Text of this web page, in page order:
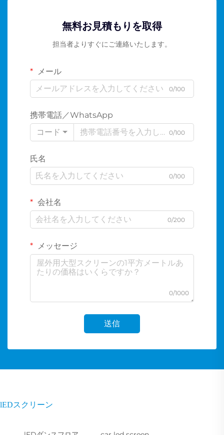
無料お見積もりを取得
担当者よりすぐにご連絡いたします。
メール
0/100
携帯電話／WhatsApp
コード
0/100
氏名
0/100
会社名
0/200
メッセージ
0/1000
送信
lEDスクリーン